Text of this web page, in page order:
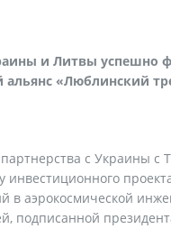
и Литвы успешно
«Люблинский
партнерства с Украины
инвестиционного
в аэрокосмической
подписанной